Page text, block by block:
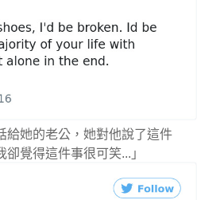
給她的老公，她對他說了這件
覺得這件事很可笑...」